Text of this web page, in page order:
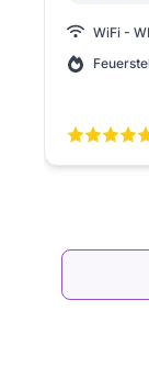
WiFi -